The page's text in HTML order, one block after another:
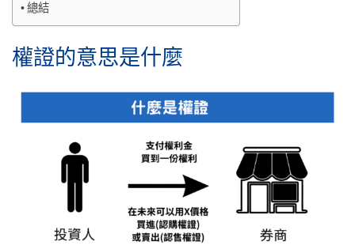
總結
權證的意思是什麼